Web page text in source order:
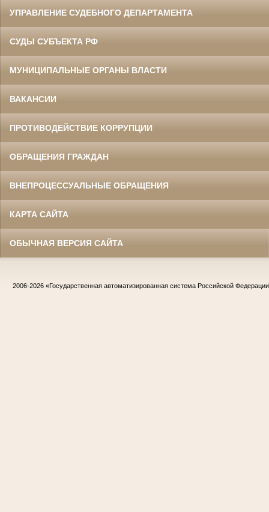
УПРАВЛЕНИЕ СУДЕБНОГО ДЕПАРТАМЕНТА
СУДЫ СУБЪЕКТА РФ
МУНИЦИПАЛЬНЫЕ ОРГАНЫ ВЛАСТИ
ВАКАНСИИ
ПРОТИВОДЕЙСТВИЕ КОРРУПЦИИ
ОБРАЩЕНИЯ ГРАЖДАН
ВНЕПРОЦЕССУАЛЬНЫЕ ОБРАЩЕНИЯ
КАРТА САЙТА
ОБЫЧНАЯ ВЕРСИЯ САЙТА
2006-2026 «Государственная автоматизированная система Российской